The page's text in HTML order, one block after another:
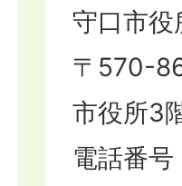
守口市
〒570-
市役所3
電話番号